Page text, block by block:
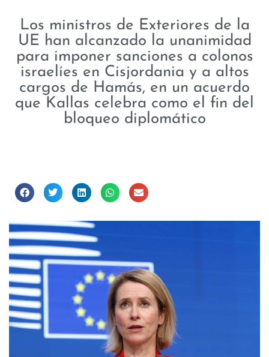
Los ministros de Exteriores de la
UE han alcanzado la unanimidad
para imponer sanciones a colonos
israelíes en Cisjordania y a altos
cargos de Hamás, en un acuerdo
que Kallas celebra como el fin del
bloqueo diplomático